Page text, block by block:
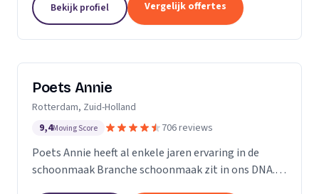
dakgoten...
Bekijk profiel Vergelijk offertes
Poets Annie
Rotterdam, Zuid-Holland
9,4Moving Score 706 reviews
Poets Annie heeft al enkele jaren ervaring in de
schoonmaak Branche schoonmaak zit in ons DNA.